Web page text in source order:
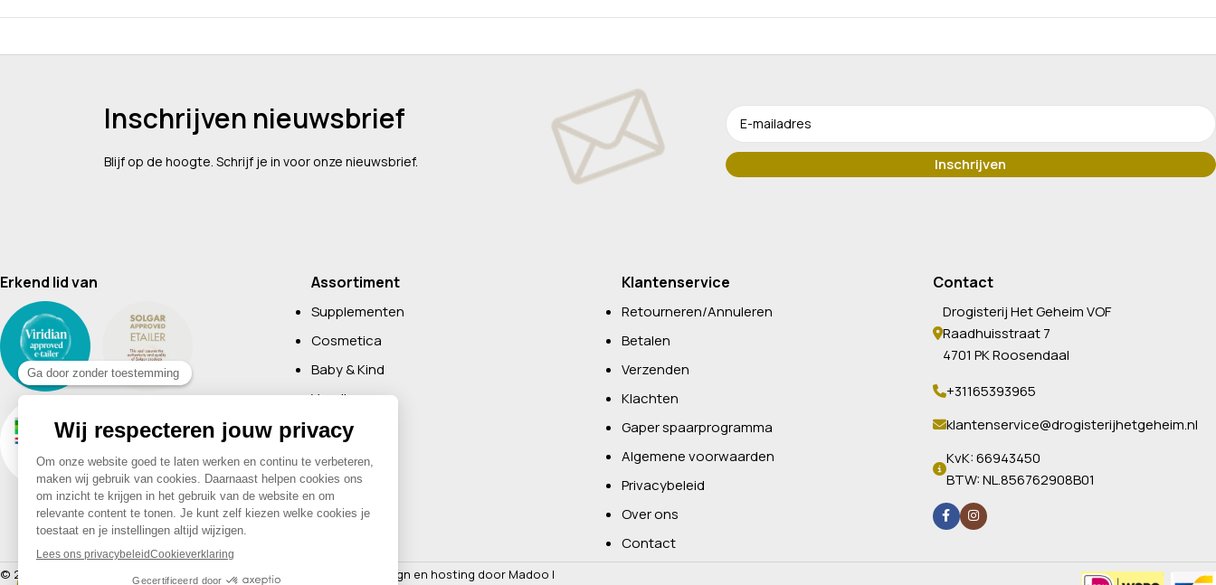
Inschrijven nieuwsbrief
Blijf op de hoogte. Schrijf je in voor onze nieuwsbrief.
Erkend lid van Assortiment
Supplementen
Cosmetica
Baby & Kind
Voeding
Boeken
Huishoudelijk
Non-Food
Diervoeding
Klantenservice
Retourneren/Annuleren
Betalen
Verzenden
Klachten
Gaper spaarprogramma
Algemene voorwaarden
Privacybeleid
Over ons
Contact
Contact
Drogisterij Het Geheim VOF
Raadhuisstraat 7
4701 PK Roosendaal
+31165393965
klantenservice@drogisterijhetgeheim.nl
KvK: 66943450
BTW: NL.856762908B01
© 2026 Drogisterij Het Geheim | Alle rechten voorbehouden | Webdesign en hosting door Madoo |